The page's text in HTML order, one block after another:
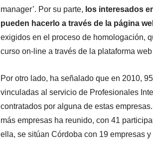
manager’. Por su parte, los interesados
pueden hacerlo a través de la página
exigidos en el proceso de homologación,
curso on-line a través de la plataforma
Por otro lado, ha señalado que en 2010,
vinculadas al servicio de Profesionales
contratados por alguna de estas
más empresas ha reunido, con 41
ella, se sitúan Córdoba con 19 empresas